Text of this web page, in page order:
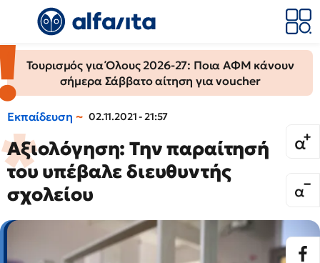
Τουρισμός για Όλους 2026-27: Ποια ΑΦΜ κάνουν
σήμερα Σάββατο αίτηση για voucher
Εκπαίδευση 02.11.2021 - 21:57
Αξιολόγηση: Την παραίτησή
του υπέβαλε διευθυντής
σχολείου